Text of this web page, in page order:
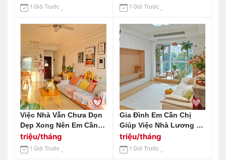
1 Giờ Trước 1 Giờ Trước
Việc Nhà Vẫn Chưa Dọn
Dẹp Xong Nên Em Cần
Tìm Chị Đến Phụ Giúp
Việc Nhà Cùng Em Nha
triệu/tháng
1 Giờ Trước
Gia Đình Em Cần Chị
Giúp Việc Nhà Lương 13
Triệu Ở Chung Cư
Vinhomes Tân Cảng-
Bình Thạnh
triệu/tháng
1 Giờ Trước